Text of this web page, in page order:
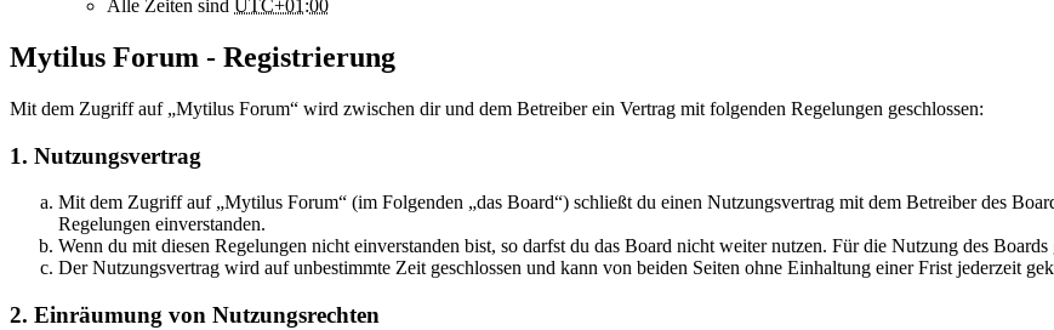
Alle Zeiten sind UTC+01:00
Mytilus Forum - Registrierung
Mit dem Zugriff auf „Mytilus Forum“ wird zwischen dir und dem Betreiber ein Vertrag mit folgenden Regelungen geschlossen:
1. Nutzungsvertrag
Mit dem Zugriff auf „Mytilus Forum“ (im Folgenden „das Board“) schließt du einen Nutzungsvertrag mit dem Betreiber des
Regelungen einverstanden.
Wenn du mit diesen Regelungen nicht einverstanden bist, so darfst du das Board nicht weiter nutzen. Für die Nutzung des
Der Nutzungsvertrag wird auf unbestimmte Zeit geschlossen und kann von beiden Seiten ohne Einhaltung einer Frist jederzeit
2. Einräumung von Nutzungsrechten